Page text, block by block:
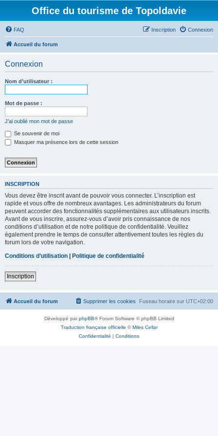
Office du tourisme de Topoldavie
FAQ Connexion
Inscription
Accueil du forum
Connexion
Nom d’utilisateur :
Mot de passe :
J’ai oublié mon mot de passe
Se souvenir de moi
Masquer ma présence lors de cette session
INSCRIPTION
Vous devez être inscrit avant de pouvoir vous connecter. L’inscription est
rapide et vous offre de nombreux avantages. Les administrateurs du forum
peuvent accorder des fonctionnalités supplémentaires aux utilisateurs inscrits.
Avant de vous inscrire, assurez-vous d’avoir pris connaissance de nos
conditions d’utilisation et de notre politique de confidentialité. Veuillez
également prendre le temps de consulter attentivement toutes les règles du
forum lors de votre navigation.
Conditions d’utilisation | Politique de confidentialité
Inscription
Accueil du forum Fuseau horaire sur UTC+02:00
Supprimer les cookies
Développé parphpBB® Forum Software © phpBB Limited
Traduction française officielle ©Miles Cellar
Confidentialité | Conditions